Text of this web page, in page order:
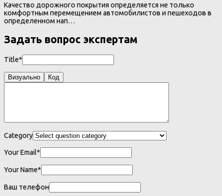
Качество дорожного покрытия определяется не только
комфортным перемещением автомобилистов и пешеходов в
определенном нап…
Задать вопрос экспертам
Title*
Визуально Код
Category
Your Email*
Your Name*
Ваш телефон